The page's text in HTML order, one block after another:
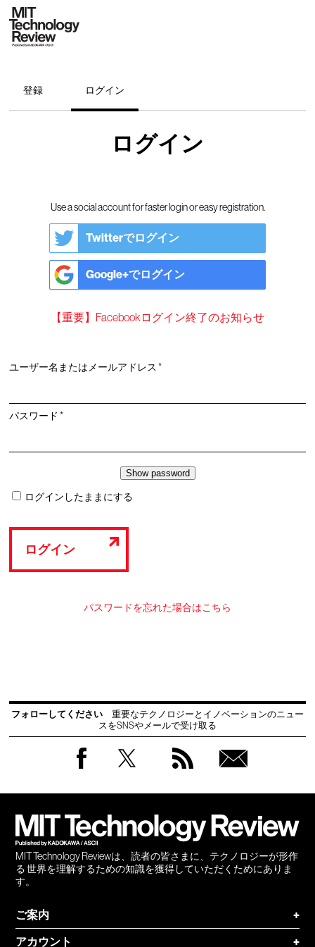
登録 ログイン
ログイン
Use a social account for faster login or easy registration.
Twitterでログイン
Google+でログイン
【重要】Facebookログイン終了のお知らせ
ユーザー名またはメールアドレス*必
パスワード*必
ログインしたままにする
ログイン
パスワードを忘れた場合はこちら
フォローしてください
重要なテクノロジーとイノベーションのニュー
スをSNSやメールで受け取る
MIT Technology Reviewは、読者の皆さまに、テクノロジーが形作
る 世界を理解するための知識を獲得していただくためにありま
す。
ご案内
+
アカウント
+